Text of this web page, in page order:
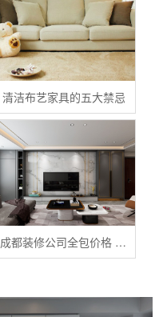
清洁布艺家具的五大禁忌
成都装修公司全包价格 成都全包装修多少钱一平